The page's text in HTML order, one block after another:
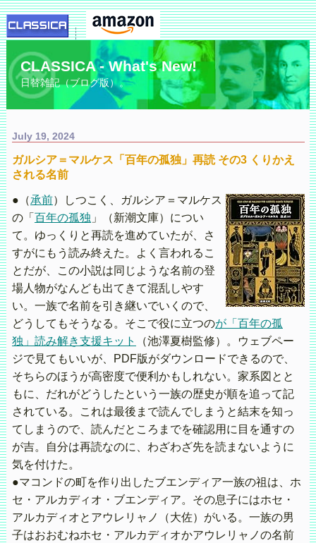
CLASSICA - What's New!
日替雑記（ブログ版）。
July 19, 2024
ガルシア＝マルケス「百年の孤独」再読 その3 くりかえ
される名前
●（承前）しつこく、ガルシア＝マルケス
の「 百年の孤独 」（新潮文庫）につい
て。ゆっくりと再読を進めていたが、さ
すがにもう読み終えた。よく言われるこ
とだが、この小説は同じような名前の登
場人物がなんども出てきて混乱しやす
い。一族で名前を引き継いでいくので、
どうしてもそうなる。そこで役に立つのが「百年の孤
独」読み解き支援キット
（池澤夏樹監修）。ウェブペー
ジで見てもいいが、PDF版がダウンロードできるので、
そちらのほうが高密度で便利かもしれない。家系図とと
もに、だれがどうしたという一族の歴史が順を追って記
されている。これは最後まで読んでしまうと結末を知っ
てしまうので、読んだところまでを確認用に目を通すの
が吉。自分は再読なのに、わざわざ先を読まないように
気を付けた。
●マコンドの町を作り出したブエンディア一族の祖は、ホ
セ・アルカディオ・ブエンディア。その息子にはホセ・
アルカディオとアウレリャノ（大佐）がいる。一族の男
子はおおむねホセ・アルカディオかアウレリャノの名前